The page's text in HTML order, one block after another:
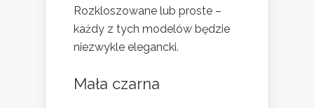
Rozkloszowane lub proste –
każdy z tych modelów będzie
niezwykle elegancki.
Mała czarna